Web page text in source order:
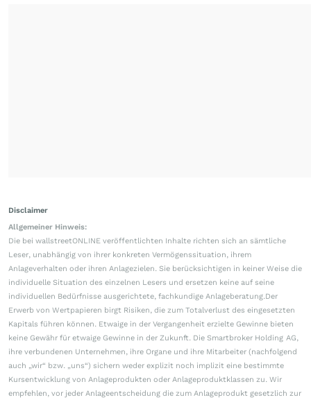
Disclaimer
Allgemeiner Hinweis:
Die bei wallstreetONLINE veröffentlichten Inhalte richten sich an sämtliche
Leser, unabhängig von ihrer konkreten Vermögenssituation, ihrem
Anlageverhalten oder ihren Anlagezielen. Sie berücksichtigen in keiner Weise die
individuelle Situation des einzelnen Lesers und ersetzen keine auf seine
individuellen Bedürfnisse ausgerichtete, fachkundige Anlageberatung.Der
Erwerb von Wertpapieren birgt Risiken, die zum Totalverlust des eingesetzten
Kapitals führen können. Etwaige in der Vergangenheit erzielte Gewinne bieten
keine Gewähr für etwaige Gewinne in der Zukunft. Die Smartbroker Holding AG,
ihre verbundenen Unternehmen, ihre Organe und ihre Mitarbeiter (nachfolgend
auch „wir“ bzw. „uns“) sichern weder explizit noch implizit eine bestimmte
Kursentwicklung von Anlageprodukten oder Anlageproduktklassen zu. Wir
empfehlen, vor jeder Anlageentscheidung die zum Anlageprodukt gesetzlich zur